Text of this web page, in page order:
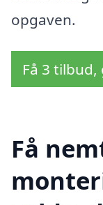
opgaven.
Få 3
Få